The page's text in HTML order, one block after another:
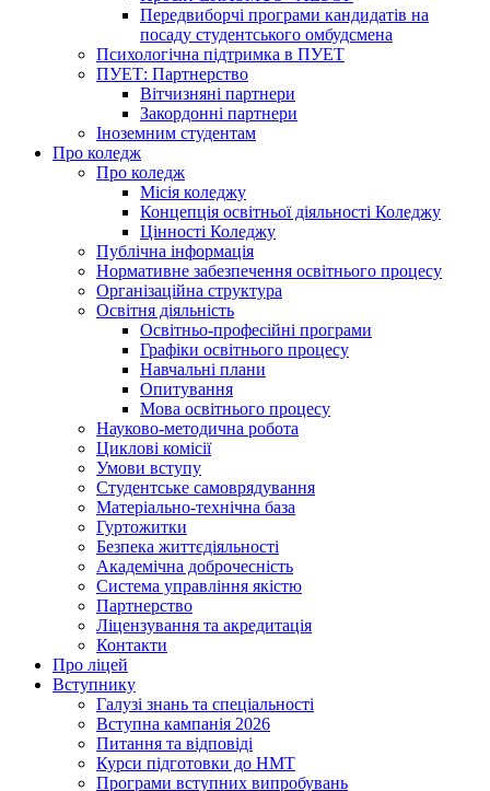
Передвиборчі програми кандидатів на
посаду студентського омбудсмена
Психологічна підтримка в ПУЕТ
ПУЕТ: Партнерство
Вітчизняні партнери
Закордонні партнери
Іноземним студентам
Про коледж
Про коледж
Місія коледжу
Концепція освітньої діяльності Коледжу
Цінності Коледжу
Публічна інформація
Нормативне забезпечення освітнього процесу
Організаційна структура
Освітня діяльність
Освітньо-професійні програми
Графіки освітнього процесу
Навчальні плани
Опитування
Мова освітнього процесу
Науково-методична робота
Циклові комісії
Умови вступу
Студентське самоврядування
Матеріально-технічна база
Гуртожитки
Безпека життєдіяльності
Академічна доброчесність
Система управління якістю
Партнерство
Ліцензування та акредитація
Контакти
Про ліцей
Вступнику
Галузі знань та спеціальності
Вступна кампанія 2026
Питання та відповіді
Курси підготовки до НМТ
Програми вступних випробувань